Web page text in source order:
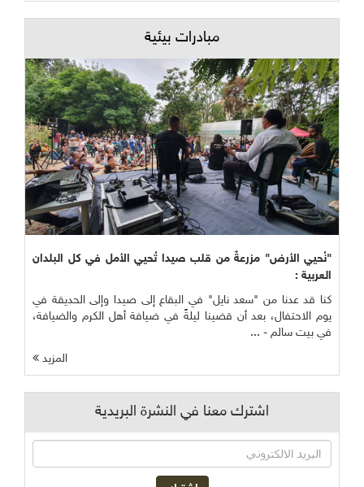
مبادرات بيئية
"نُحيي الأرض" مزرعةٌ من قلب صيدا تُحيي الأمل في كل البلدان
العربية :
كنا قد عدنا من "سعد نايل" في البقاع إلى صيدا وإلى الحديقة في
يوم الاحتفال، بعد أن قضينا ليلةً في ضيافة أهل الكرم والضيافة،
في بيت سالم - ...
المزيد
اشترك معنا في النشرة البريدية